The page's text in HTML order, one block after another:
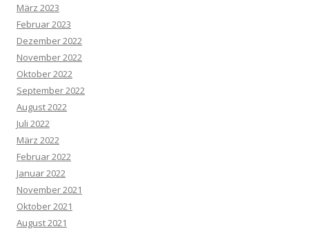
März 2023
Februar 2023
Dezember 2022
November 2022
Oktober 2022
September 2022
August 2022
Juli 2022
März 2022
Februar 2022
Januar 2022
November 2021
Oktober 2021
August 2021